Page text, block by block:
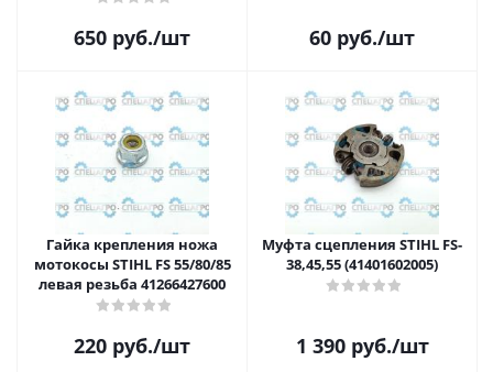
650 руб./шт 60 руб./шт
Гайка крепления ножа
мотокосы STIHL FS 55/80/85
левая резьба 41266427600
220 руб./шт
Муфта сцепления STIHL FS-
38,45,55 (41401602005)
1 390руб./шт